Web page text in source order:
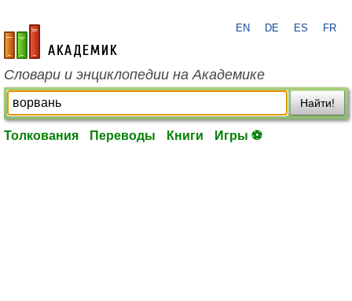
academic.ru
EN DE ES FR
Словари и энциклопедии на Академике
Найти!
Толкования Переводы Книги Игры ⚽